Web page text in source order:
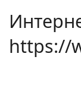
https://